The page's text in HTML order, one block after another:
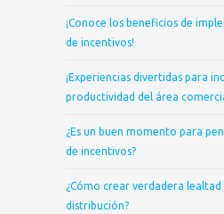
¡Conoce los beneficios de
de incentivos!
¡Experiencias divertidas para
productividad del área
¿Es un buen momento para
de incentivos?
¿Cómo crear verdadera lealtad
distribución?